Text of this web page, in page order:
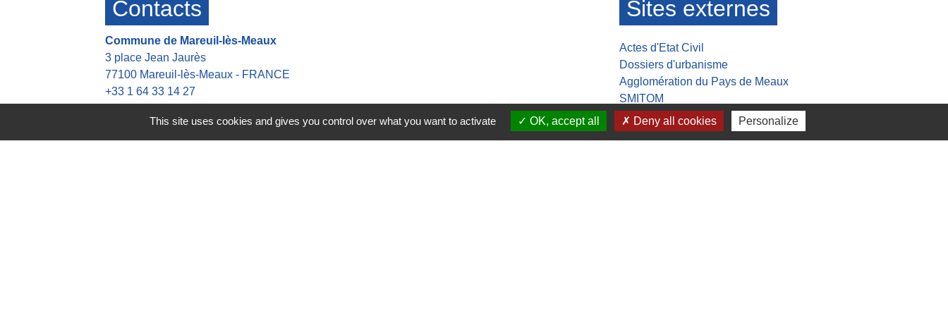
Contacts
Commune de Mareuil-lès-Meaux
3 place Jean Jaurès
77100 Mareuil-lès-Meaux - FRANCE
+33 1 64 33 14 27
Sites externes
Actes d'Etat Civil
Dossiers d'urbanisme
Agglomération du Pays de Meaux
SMITOM
Musée de la Grande guerre
This site uses cookies and gives you control over what you want to activate OK, accept all Deny all cookies Personalize